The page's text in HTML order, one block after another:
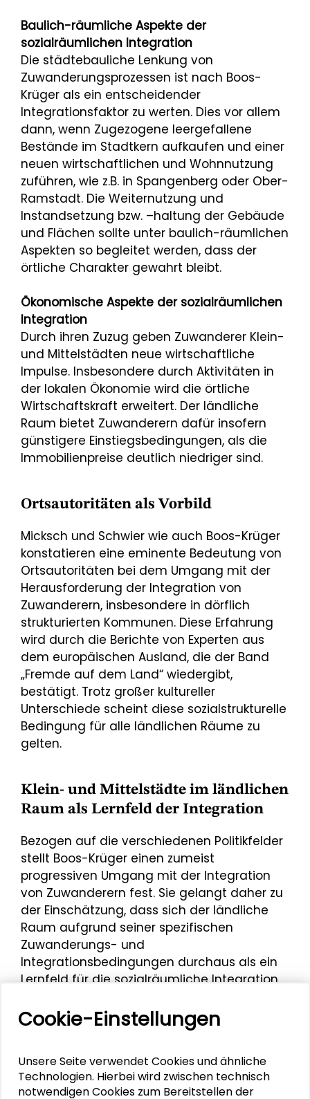
Baulich-räumliche Aspekte der
sozialräumlichen Integration
Die städtebauliche Lenkung von
Zuwanderungsprozessen ist nach Boos-
Krüger als ein entscheidender
Integrationsfaktor zu werten. Dies vor allem
dann, wenn Zugezogene leergefallene
Bestände im Stadtkern aufkaufen und einer
neuen wirtschaftlichen und Wohnnutzung
zuführen, wie z.B. in Spangenberg oder Ober-
Ramstadt. Die Weiternutzung und
Instandsetzung bzw. –haltung der Gebäude
und Flächen sollte unter baulich-räumlichen
Aspekten so begleitet werden, dass der
örtliche Charakter gewahrt bleibt.
Ökonomische Aspekte der sozialräumlichen
Integration
Durch ihren Zuzug geben Zuwanderer Klein-
und Mittelstädten neue wirtschaftliche
Impulse. Insbesondere durch Aktivitäten in
der lokalen Ökonomie wird die örtliche
Wirtschaftskraft erweitert. Der ländliche
Raum bietet Zuwanderern dafür insofern
günstigere Einstiegsbedingungen, als die
Immobilienpreise deutlich niedriger sind.
Ortsautoritäten als Vorbild
Micksch und Schwier wie auch Boos-Krüger
konstatieren eine eminente Bedeutung von
Ortsautoritäten bei dem Umgang mit der
Herausforderung der Integration von
Zuwanderern, insbesondere in dörflich
strukturierten Kommunen. Diese Erfahrung
wird durch die Berichte von Experten aus
dem europäischen Ausland, die der Band
„Fremde auf dem Land“ wiedergibt,
bestätigt. Trotz großer kultureller
Unterschiede scheint diese sozialstrukturelle
Bedingung für alle ländlichen Räume zu
gelten.
Klein- und Mittelstädte im ländlichen
Raum als Lernfeld der Integration
Bezogen auf die verschiedenen Politikfelder
stellt Boos-Krüger einen zumeist
progressiven Umgang mit der Integration
von Zuwanderern fest. Sie gelangt daher zu
der Einschätzung, dass sich der ländliche
Raum aufgrund seiner spezifischen
Zuwanderungs- und
Integrationsbedingungen durchaus als ein
Lernfeld für die sozialräumliche Integration
zuletzt deshalb sollte die Befassung damit
sowohl von Seiten der Wissenschaft als
werden.
Cookie-Einstellungen
Unsere Seite verwendet Cookies und ähnliche
Technologien. Hierbei wird zwischen technisch
notwendigen Cookies zum Bereitstellen der